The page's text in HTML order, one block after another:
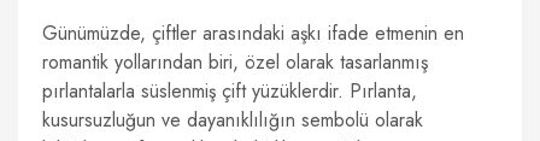
Günümüzde, çiftler arasındaki aşkı ifade etmenin en
romantik yollarından biri, özel olarak tasarlanmış
pırlantalarla süslenmiş çift yüzüklerdir. Pırlanta,
kusursuzluğun ve dayanıklılığın sembolü olarak